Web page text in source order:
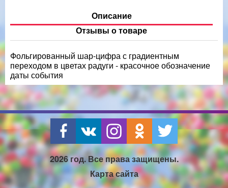
Описание
Отзывы о товаре
Фольгированный шар-цифра с градиентным
переходом в цветах радуги - красочное обозначение
даты события
2026 год. Все права защищены.
Карта сайта